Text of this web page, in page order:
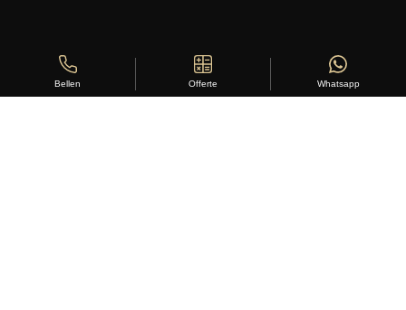
Bellen Offerte Whatsapp